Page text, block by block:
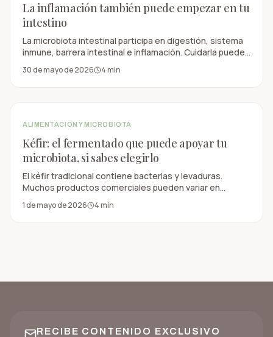
La inflamación también puede empezar en tu
intestino
La microbiota intestinal participa en digestión, sistema
inmune, barrera intestinal e inflamación. Cuidarla puede
ser una estrategia preventiva importante.
30 de mayo de 2026 4min
ALIMENTACIÓN Y MICROBIOTA
Kéfir: el fermentado que puede apoyar tu
microbiota, si sabes elegirlo
El kéfir tradicional contiene bacterias y levaduras.
Muchos productos comerciales pueden variar en
calidad, cultivos vivos y composición microbiana.
1 de mayo de 2026 4min
RECIBE CONTENIDO EXCLUSIVO